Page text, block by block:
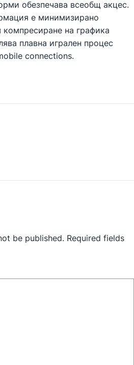
обезпечава всеобщ акцес.
е минимизирано
на графика
плавна игрален процес
connections.
be published. Required fields